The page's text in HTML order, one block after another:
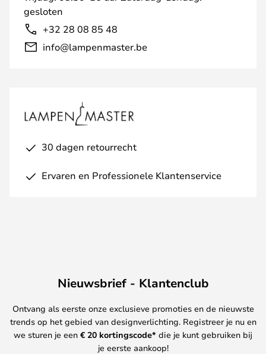
gesloten
+32 28 08 85 48
info@lampenmaster.be
30 dagen retourrecht
Ervaren en Professionele Klantenservice
Nieuwsbrief - Klantenclub
Ontvang als eerste onze exclusieve promoties en de nieuwste
trends op het gebied van designverlichting. Registreer je nu en
we sturen je een € 20 kortingscode* die je kunt gebruiken bij
je eerste aankoop!